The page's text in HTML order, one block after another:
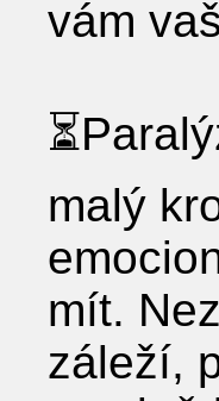
vám
malý
mít.
záleží,